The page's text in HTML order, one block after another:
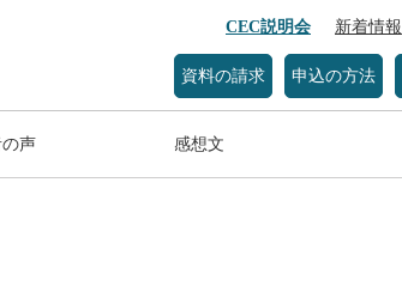
CEC説明会 新着情報
資料の請求 申込の方法
声 感想文